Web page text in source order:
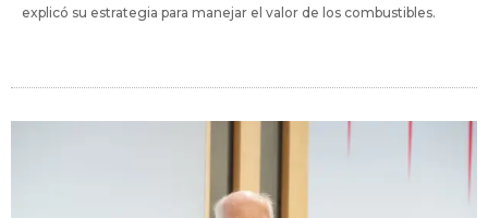
explicó su estrategia para manejar el valor de los combustibles.